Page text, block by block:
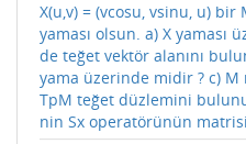
X(u,v) = (vcosu, vsinu, u)
yaması olsun. a) X
de teğet vektör alanını
yama üzerinde midir ? c) M
TpM teğet düzlemini
nin Sx operatörünün